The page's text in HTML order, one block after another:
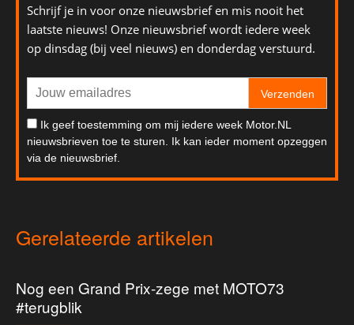
Schrijf je in voor onze nieuwsbrief en mis nooit het
laatste nieuws! Onze nieuwsbrief wordt iedere week
op dinsdag (bij veel nieuws) en donderdag verstuurd.
Verzenden
Ik geef toestemming om mij iedere week Motor.NL
nieuwsbrieven toe te sturen. Ik kan ieder moment opzeggen
via de nieuwsbrief.
Gerelateerde artikelen
Nog een Grand Prix-zege met MOTO73
#terugblik